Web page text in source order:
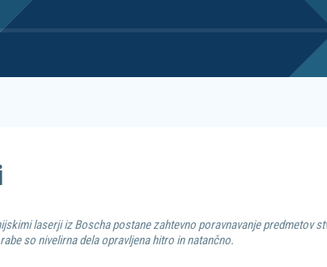
laserji iz Boscha postane zahtevno poravnavanje predmetov
so nivelirna dela opravljena hitro in natančno.